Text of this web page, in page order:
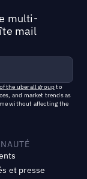
multi-
mail
the uberall groupto
and market trends as
without affecting the
et presse